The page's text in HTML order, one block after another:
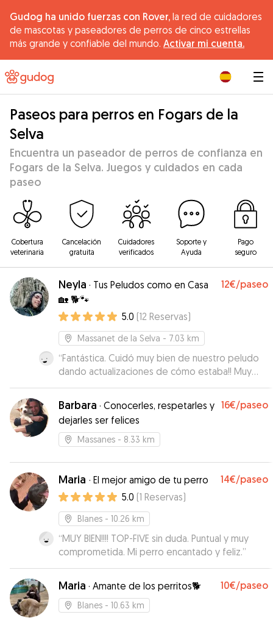
Gudog ha unido fuerzas con Rover, la red de cuidadores
de mascotas y paseadores de perros de cinco estrellas
más grande y confiable del mundo. Activar mi cuenta.
Paseos para perros en Fogars de la
Selva
Encuentra un paseador de perros de confianza en
Fogars de la Selva. Juegos y cuidados en cada
paseo
Cobertura
veterinaria
Cancelación
gratuita
Cuidadores
verificados
Soporte y
Ayuda
Pago
seguro
Neyla · Tus Peludos como en Casa
🏡 🐕🐾
12€/paseo
5.0 (12 Reservas)
Massanet de la Selva - 7.03 km
“Fantástica. Cuidó muy bien de nuestro peludo
dando actualizaciones de cómo estaba!! Muy
simpática.”
Barbara · Conocerles, respetarles y
dejarles ser felices
16€/paseo
Massanes - 8.33 km
Maria · El mejor amigo de tu perro 14€/paseo
5.0 (1 Reservas)
Blanes - 10.26 km
“MUY BIEN!!!! TOP-FIVE sin duda. Puntual y muy
comprometida. Mi perro encantado y feliz.”
Maria · Amante de los perritos🐕 10€/paseo
Blanes - 10.63 km